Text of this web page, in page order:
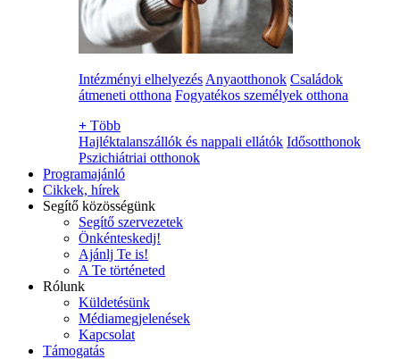
Intézményi elhelyezés Anyaotthonok Családok
átmeneti otthona Fogyatékos személyek otthona
+ Több
Hajléktalanszállók és nappali ellátók Idősotthonok
Pszichiátriai otthonok
Programajánló
Cikkek, hírek
Segítő közösségünk
Segítő szervezetek
Önkénteskedj!
Ajánlj Te is!
A Te történeted
Rólunk
Küldetésünk
Médiamegjelenések
Kapcsolat
Támogatás